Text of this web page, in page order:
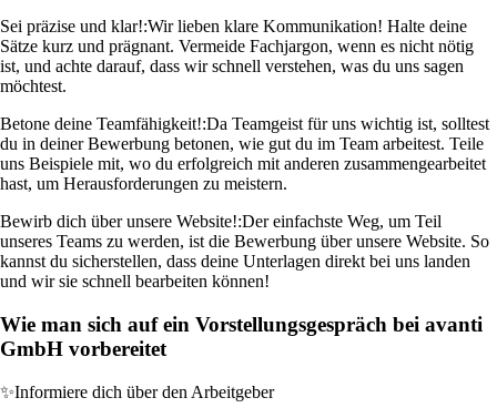
Sei präzise und klar!:Wir lieben klare Kommunikation! Halte deine
Sätze kurz und prägnant. Vermeide Fachjargon, wenn es nicht nötig
ist, und achte darauf, dass wir schnell verstehen, was du uns sagen
möchtest.
Betone deine Teamfähigkeit!:Da Teamgeist für uns wichtig ist, solltest
du in deiner Bewerbung betonen, wie gut du im Team arbeitest. Teile
uns Beispiele mit, wo du erfolgreich mit anderen zusammengearbeitet
hast, um Herausforderungen zu meistern.
Bewirb dich über unsere Website!:Der einfachste Weg, um Teil
unseres Teams zu werden, ist die Bewerbung über unsere Website. So
kannst du sicherstellen, dass deine Unterlagen direkt bei uns landen
und wir sie schnell bearbeiten können!
Wie man sich auf ein Vorstellungsgespräch bei avanti
GmbH vorbereitet
✨Informiere dich über den Arbeitgeber